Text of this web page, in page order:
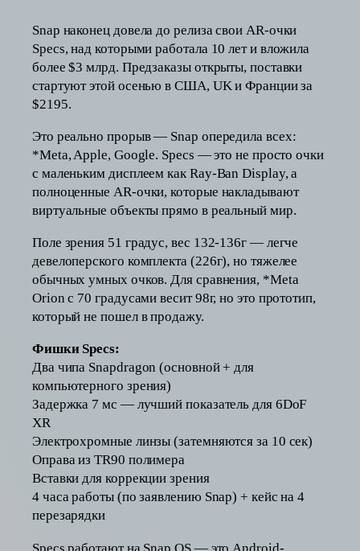
Snap наконец довела до релиза свои AR-очки
Specs, над которыми работала 10 лет и вложила
более $3 млрд. Предзаказы открыты, поставки
стартуют этой осенью в США, UK и Франции за
$2195.
Это реально прорыв — Snap опередила всех:
*Meta, Apple, Google. Specs — это не просто очки
с маленьким дисплеем как Ray-Ban Display, а
полноценные AR-очки, которые накладывают
виртуальные объекты прямо в реальный мир.
Поле зрения 51 градус, вес 132-136г — легче
девелоперского комплекта (226г), но тяжелее
обычных умных очков. Для сравнения, *Meta
Orion с 70 градусами весит 98г, но это прототип,
который не пошел в продажу.
Фишки Specs:
Два чипа Snapdragon (основной + для
компьютерного зрения)
Задержка 7 мс — лучший показатель для 6DoF
XR
Электрохромные линзы (затемняются за 10 сек)
Оправа из TR90 полимера
Вставки для коррекции зрения
4 часа работы (по заявлению Snap) + кейс на 4
перезарядки
Specs работают на Snap OS — это Android-